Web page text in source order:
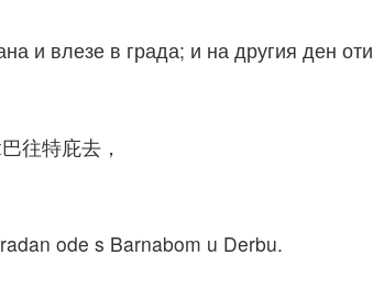
и влезе в града; и на другия ден
往特庇去，
ode s Barnabom u Derbu.